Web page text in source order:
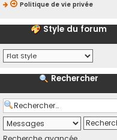
Politique de vie privée
Style du forum
Rechercher